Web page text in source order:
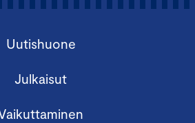
Uutishuone
Julkaisut